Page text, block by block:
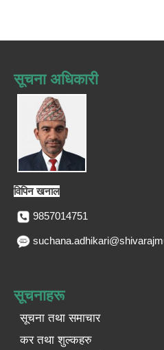
सूचना अधिकारी
विपिन खनाल
9857014751
सूचनाहरू
सूचना तथा समाचार
कर तथा शुल्कहरु